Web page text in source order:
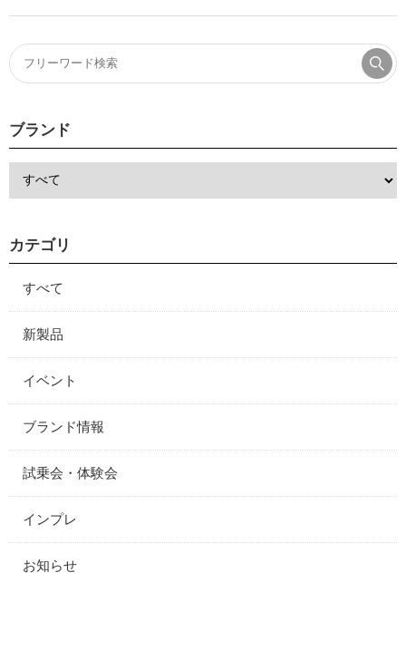
ブランド
カテゴリ
すべて
新製品
イベント
ブランド情報
試乗会・体験会
インプレ
お知らせ